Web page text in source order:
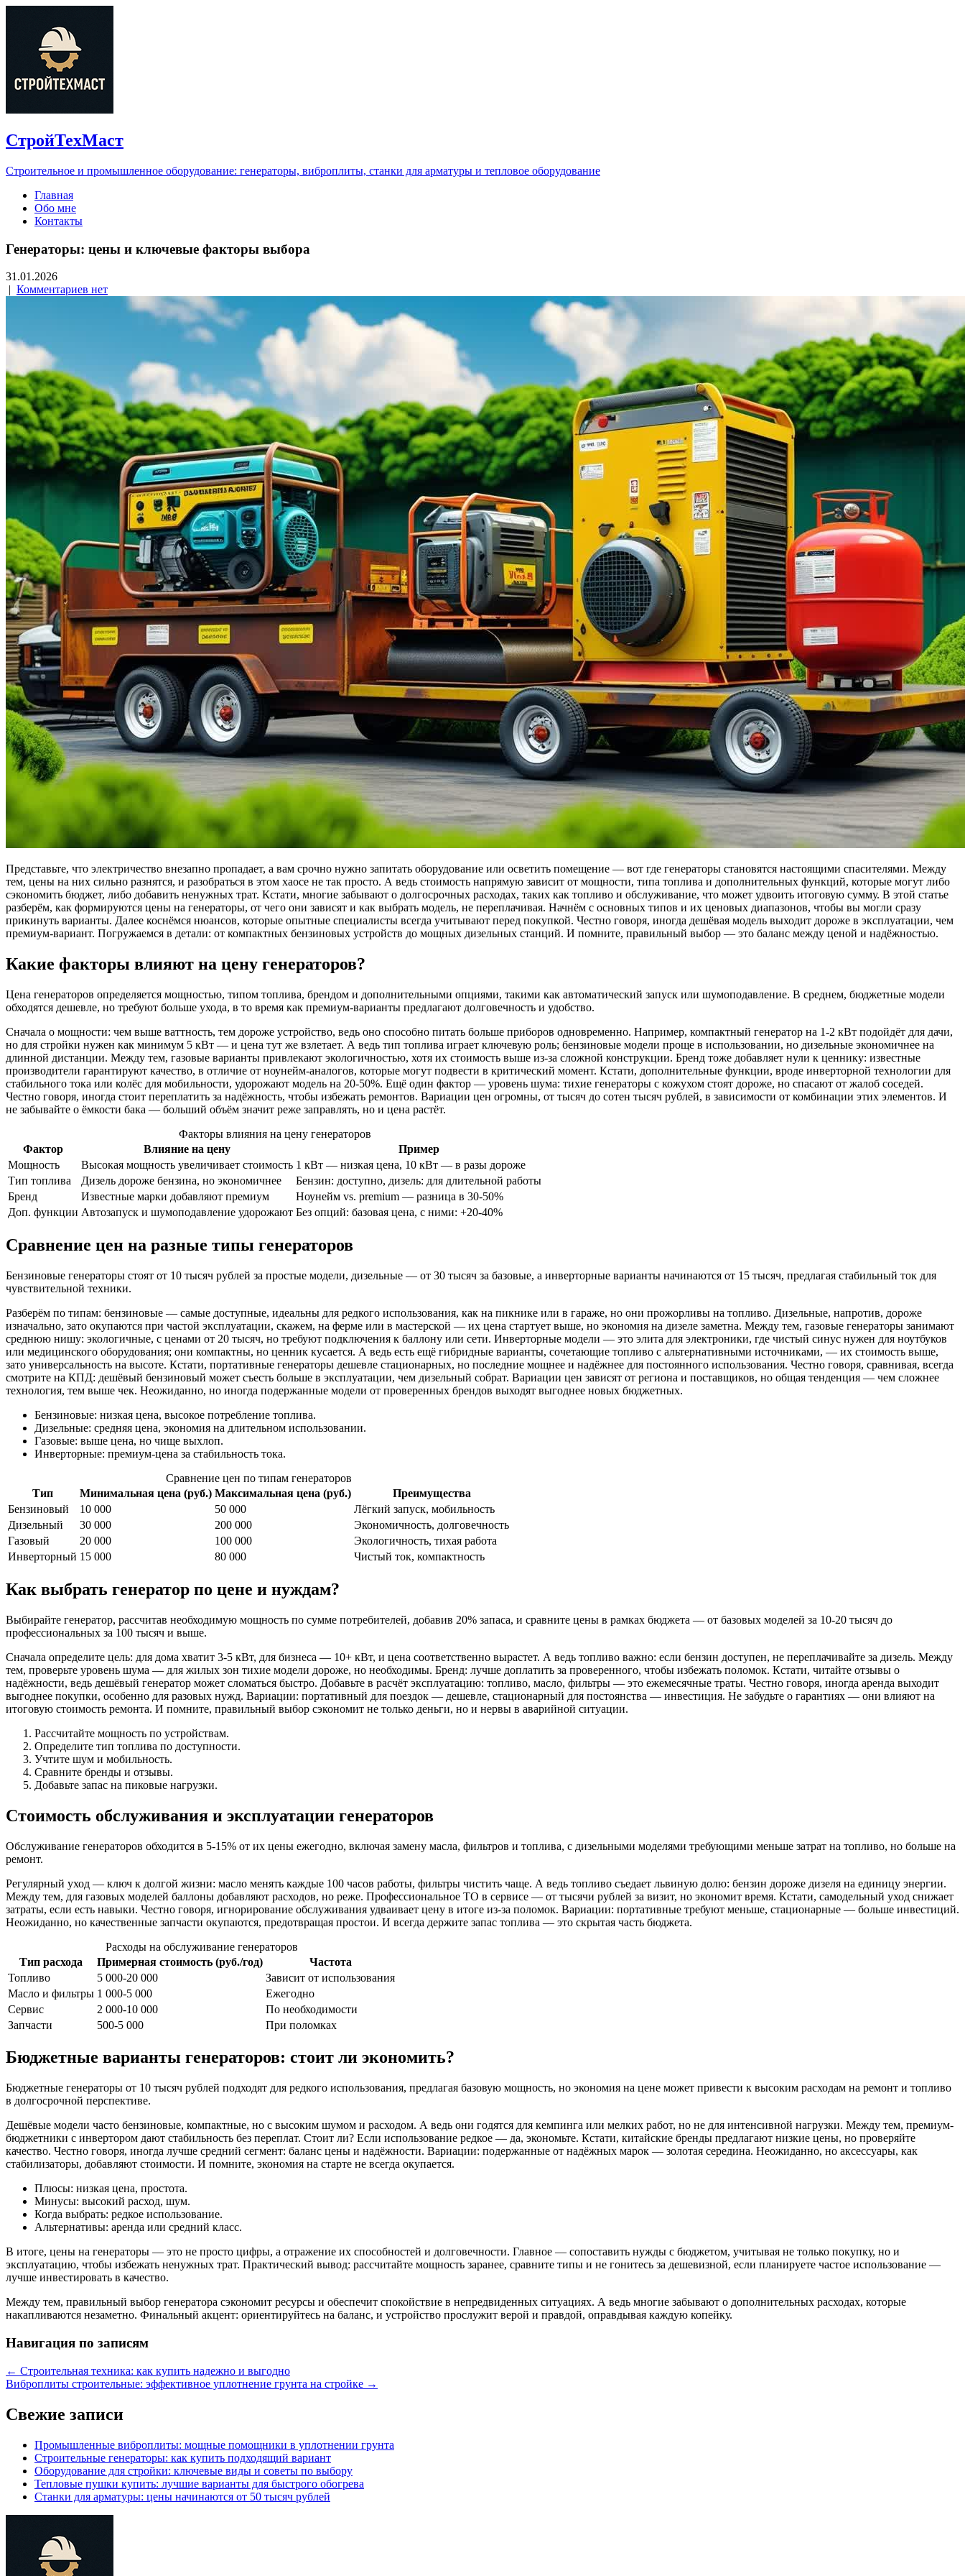
СтройТехМаст
Строительное и промышленное оборудование: генераторы, виброплиты, станки для арматуры и тепловое оборудование
Главная
Обо мне
Контакты
Генераторы: цены и ключевые факторы выбора
31.01.2026
| Комментариев нет
Представьте, что электричество внезапно пропадает, а вам срочно нужно запитать оборудование или осветить помещение — вот где генераторы становятся настоящими спасителями. Между
тем, цены на них сильно разнятся, и разобраться в этом хаосе не так просто. А ведь стоимость напрямую зависит от мощности, типа топлива и дополнительных функций, которые могут либо
сэкономить бюджет, либо добавить ненужных трат. Кстати, многие забывают о долгосрочных расходах, таких как топливо и обслуживание, что может удвоить итоговую сумму. В этой статье
разберём, как формируются цены на генераторы, от чего они зависят и как выбрать модель, не переплачивая. Начнём с основных типов и их ценовых диапазонов, чтобы вы могли сразу
прикинуть варианты. Далее коснёмся нюансов, которые опытные специалисты всегда учитывают перед покупкой. Честно говоря, иногда дешёвая модель выходит дороже в эксплуатации, чем
премиум-вариант. Погружаемся в детали: от компактных бензиновых устройств до мощных дизельных станций. И помните, правильный выбор — это баланс между ценой и надёжностью.
Какие факторы влияют на цену генераторов?
Цена генераторов определяется мощностью, типом топлива, брендом и дополнительными опциями, такими как автоматический запуск или шумоподавление. В среднем, бюджетные модели
обходятся дешевле, но требуют больше ухода, в то время как премиум-варианты предлагают долговечность и удобство.
Сначала о мощности: чем выше ваттность, тем дороже устройство, ведь оно способно питать больше приборов одновременно. Например, компактный генератор на 1-2 кВт подойдёт для дачи,
но для стройки нужен как минимум 5 кВт — и цена тут же взлетает. А ведь тип топлива играет ключевую роль; бензиновые модели проще в использовании, но дизельные экономичнее на
длинной дистанции. Между тем, газовые варианты привлекают экологичностью, хотя их стоимость выше из-за сложной конструкции. Бренд тоже добавляет нули к ценнику: известные
производители гарантируют качество, в отличие от ноунейм-аналогов, которые могут подвести в критический момент. Кстати, дополнительные функции, вроде инверторной технологии для
стабильного тока или колёс для мобильности, удорожают модель на 20-50%. Ещё один фактор — уровень шума: тихие генераторы с кожухом стоят дороже, но спасают от жалоб соседей.
Честно говоря, иногда стоит переплатить за надёжность, чтобы избежать ремонтов. Вариации цен огромны, от тысяч до сотен тысяч рублей, в зависимости от комбинации этих элементов. И
не забывайте о ёмкости бака — больший объём значит реже заправлять, но и цена растёт.
Факторы влияния на цену генераторов
Фактор
Влияние на цену
Пример
Мощность
Высокая мощность увеличивает стоимость 1 кВт — низкая цена, 10 кВт — в разы дороже
Тип топлива
Дизель дороже бензина, но экономичнее
Бензин: доступно, дизель: для длительной работы
Бренд
Известные марки добавляют премиум
Ноунейм vs. premium — разница в 30-50%
Доп. функции Автозапуск и шумоподавление удорожают Без опций: базовая цена, с ними: +20-40%
Сравнение цен на разные типы генераторов
Бензиновые генераторы стоят от 10 тысяч рублей за простые модели, дизельные — от 30 тысяч за базовые, а инверторные варианты начинаются от 15 тысяч, предлагая стабильный ток для
чувствительной техники.
Разберём по типам: бензиновые — самые доступные, идеальны для редкого использования, как на пикнике или в гараже, но они прожорливы на топливо. Дизельные, напротив, дороже
изначально, зато окупаются при частой эксплуатации, скажем, на ферме или в мастерской — их цена стартует выше, но экономия на дизеле заметна. Между тем, газовые генераторы занимают
среднюю нишу: экологичные, с ценами от 20 тысяч, но требуют подключения к баллону или сети. Инверторные модели — это элита для электроники, где чистый синус нужен для ноутбуков
или медицинского оборудования; они компактны, но ценник кусается. А ведь есть ещё гибридные варианты, сочетающие топливо с альтернативными источниками, — их стоимость выше,
зато универсальность на высоте. Кстати, портативные генераторы дешевле стационарных, но последние мощнее и надёжнее для постоянного использования. Честно говоря, сравнивая, всегда
смотрите на КПД: дешёвый бензиновый может съесть больше в эксплуатации, чем дизельный собрат. Вариации цен зависят от региона и поставщиков, но общая тенденция — чем сложнее
технология, тем выше чек. Неожиданно, но иногда подержанные модели от проверенных брендов выходят выгоднее новых бюджетных.
Бензиновые: низкая цена, высокое потребление топлива.
Дизельные: средняя цена, экономия на длительном использовании.
Газовые: выше цена, но чище выхлоп.
Инверторные: премиум-цена за стабильность тока.
Сравнение цен по типам генераторов
Тип
Минимальная цена (руб.) Максимальная цена (руб.)
Преимущества
Бензиновый
10 000 50 000
Лёгкий запуск, мобильность
Дизельный
30 000 200 000
Экономичность, долговечность
Газовый
20 000 100 000
Экологичность, тихая работа
Инверторный 15 000 80 000 Чистый ток, компактность
Как выбрать генератор по цене и нуждам?
Выбирайте генератор, рассчитав необходимую мощность по сумме потребителей, добавив 20% запаса, и сравните цены в рамках бюджета — от базовых моделей за 10-20 тысяч до
профессиональных за 100 тысяч и выше.
Сначала определите цель: для дома хватит 3-5 кВт, для бизнеса — 10+ кВт, и цена соответственно вырастет. А ведь топливо важно: если бензин доступен, не переплачивайте за дизель. Между
тем, проверьте уровень шума — для жилых зон тихие модели дороже, но необходимы. Бренд: лучше доплатить за проверенного, чтобы избежать поломок. Кстати, читайте отзывы о
надёжности, ведь дешёвый генератор может сломаться быстро. Добавьте в расчёт эксплуатацию: топливо, масло, фильтры — это ежемесячные траты. Честно говоря, иногда аренда выходит
выгоднее покупки, особенно для разовых нужд. Вариации: портативный для поездок — дешевле, стационарный для постоянства — инвестиция. Не забудьте о гарантиях — они влияют на
итоговую стоимость ремонта. И помните, правильный выбор сэкономит не только деньги, но и нервы в аварийной ситуации.
Рассчитайте мощность по устройствам.
Определите тип топлива по доступности.
Учтите шум и мобильность.
Сравните бренды и отзывы.
Добавьте запас на пиковые нагрузки.
Стоимость обслуживания и эксплуатации генераторов
Обслуживание генераторов обходится в 5-15% от их цены ежегодно, включая замену масла, фильтров и топлива, с дизельными моделями требующими меньше затрат на топливо, но больше на
ремонт.
Регулярный уход — ключ к долгой жизни: масло менять каждые 100 часов работы, фильтры чистить чаще. А ведь топливо съедает львиную долю: бензин дороже дизеля на единицу энергии.
Между тем, для газовых моделей баллоны добавляют расходов, но реже. Профессиональное ТО в сервисе — от тысячи рублей за визит, но экономит время. Кстати, самодельный уход снижает
затраты, если есть навыки. Честно говоря, игнорирование обслуживания удваивает цену в итоге из-за поломок. Вариации: портативные требуют меньше, стационарные — больше инвестиций.
Неожиданно, но качественные запчасти окупаются, предотвращая простои. И всегда держите запас топлива — это скрытая часть бюджета.
Расходы на обслуживание генераторов
Тип расхода
Примерная стоимость (руб./год)
Частота
Топливо
5 000-20 000
Зависит от использования
Масло и фильтры 1 000-5 000
Ежегодно
Сервис
2 000-10 000
По необходимости
Запчасти
500-5 000 При поломках
Бюджетные варианты генераторов: стоит ли экономить?
Бюджетные генераторы от 10 тысяч рублей подходят для редкого использования, предлагая базовую мощность, но экономия на цене может привести к высоким расходам на ремонт и топливо
в долгосрочной перспективе.
Дешёвые модели часто бензиновые, компактные, но с высоким шумом и расходом. А ведь они годятся для кемпинга или мелких работ, но не для интенсивной нагрузки. Между тем, премиум-
бюджетники с инвертором дают стабильность без переплат. Стоит ли? Если использование редкое — да, экономьте. Кстати, китайские бренды предлагают низкие цены, но проверяйте
качество. Честно говоря, иногда лучше средний сегмент: баланс цены и надёжности. Вариации: подержанные от надёжных марок — золотая середина. Неожиданно, но аксессуары, как
стабилизаторы, добавляют стоимости. И помните, экономия на старте не всегда окупается.
Плюсы: низкая цена, простота.
Минусы: высокий расход, шум.
Когда выбрать: редкое использование.
Альтернативы: аренда или средний класс.
В итоге, цены на генераторы — это не просто цифры, а отражение их способностей и долговечности. Главное — сопоставить нужды с бюджетом, учитывая не только покупку, но и
эксплуатацию, чтобы избежать ненужных трат. Практический вывод: рассчитайте мощность заранее, сравните типы и не гонитесь за дешевизной, если планируете частое использование —
лучше инвестировать в качество.
Между тем, правильный выбор генератора сэкономит ресурсы и обеспечит спокойствие в непредвиденных ситуациях. А ведь многие забывают о дополнительных расходах, которые
накапливаются незаметно. Финальный акцент: ориентируйтесь на баланс, и устройство прослужит верой и правдой, оправдывая каждую копейку.
Навигация по записям
← Строительная техника: как купить надежно и выгодно
Виброплиты строительные: эффективное уплотнение грунта на стройке →
Свежие записи
Промышленные виброплиты: мощные помощники в уплотнении грунта
Строительные генераторы: как купить подходящий вариант
Оборудование для стройки: ключевые виды и советы по выбору
Тепловые пушки купить: лучшие варианты для быстрого обогрева
Станки для арматуры: цены начинаются от 50 тысяч рублей